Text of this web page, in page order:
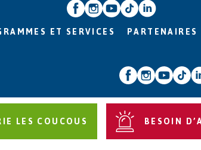
ET SERVICES PARTENAIRES
LES COUCOUS BESOIN